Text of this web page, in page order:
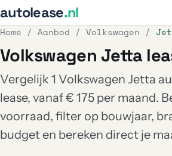
autolease.nl
Home / Aanbod / Volkswagen /
Volkswagen Jetta
Vergelijk 1 Volkswagen Jetta
lease, vanaf € 175 per maand.
voorraad, filter op bouwjaar,
budget en bereken direct je